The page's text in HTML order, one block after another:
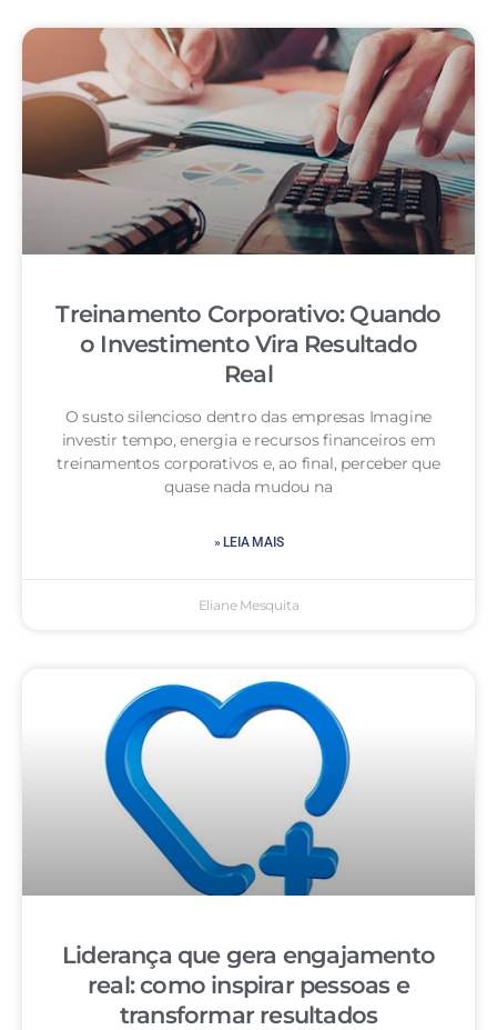
Treinamento Corporativo: Quando
o Investimento Vira Resultado
Real
O susto silencioso dentro das empresas Imagine
investir tempo, energia e recursos financeiros em
treinamentos corporativos e, ao final, perceber que
quase nada mudou na
» LEIA MAIS
Eliane Mesquita
Liderança que gera engajamento
real: como inspirar pessoas e
transformar resultados